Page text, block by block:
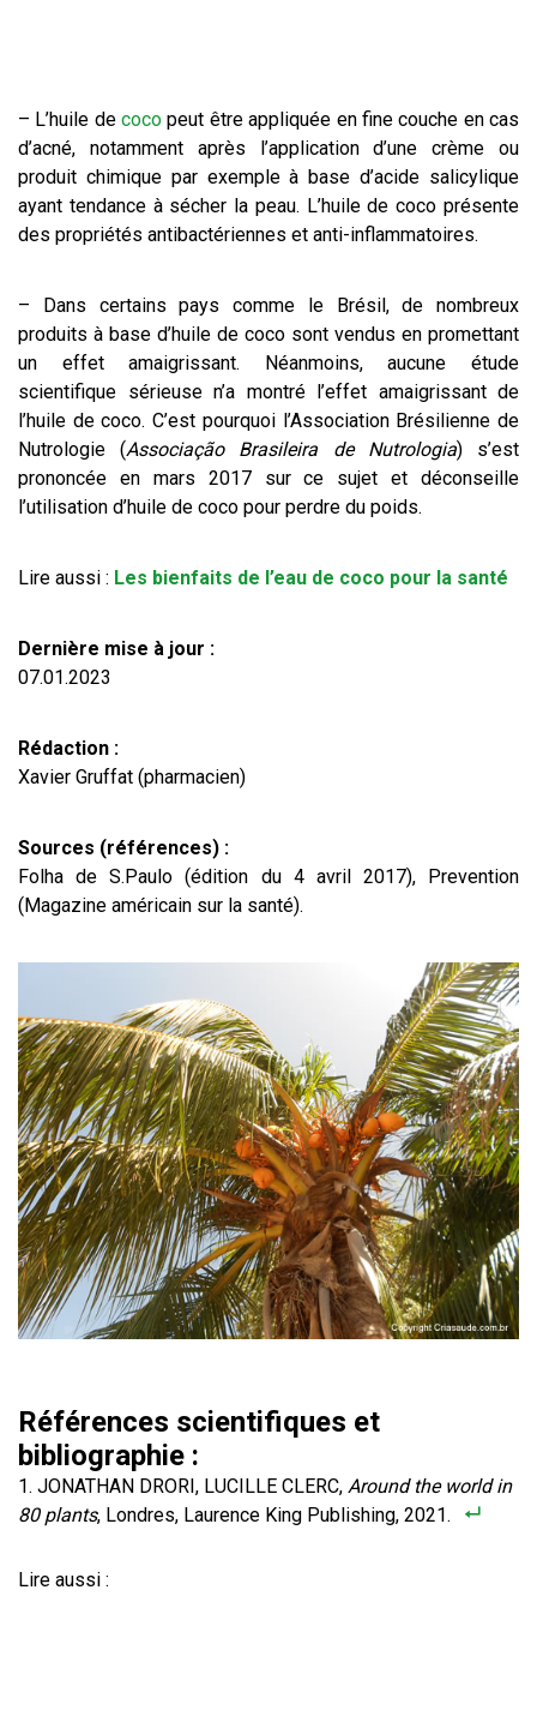
– L’huile decoco peut être appliquée en fine couche en cas
d’acné, notamment après l’application d’une crème ou
produit chimique par exemple à base d’acide salicylique
ayant tendance à sécher la peau. L’huile de coco présente
des propriétés antibactériennes et anti-inflammatoires.
– Dans certains pays comme le Brésil, de nombreux
produits à base d’huile de coco sont vendus en promettant
un effet amaigrissant. Néanmoins, aucune étude
scientifique sérieuse n’a montré l’effet amaigrissant de
l’huile de coco. C’est pourquoi l’Association Brésilienne de
Nutrologie (Associação Brasileira de Nutrologia) s’est
prononcée en mars 2017 sur ce sujet et déconseille
l’utilisation d’huile de coco pour perdre du poids.
Lire aussi : Les bienfaits de l’eau de coco pour la santé
Dernière mise à jour :
07.01.2023
Rédaction :
Xavier Gruffat (pharmacien)
Sources (références) :
Folha de S.Paulo (édition du 4 avril 2017), Prevention
(Magazine américain sur la santé).
Références scientifiques et
bibliographie :
JONATHAN DRORI, LUCILLE CLERC, Around the world in
80 plants, Londres, Laurence King Publishing, 2021.
Lire aussi :